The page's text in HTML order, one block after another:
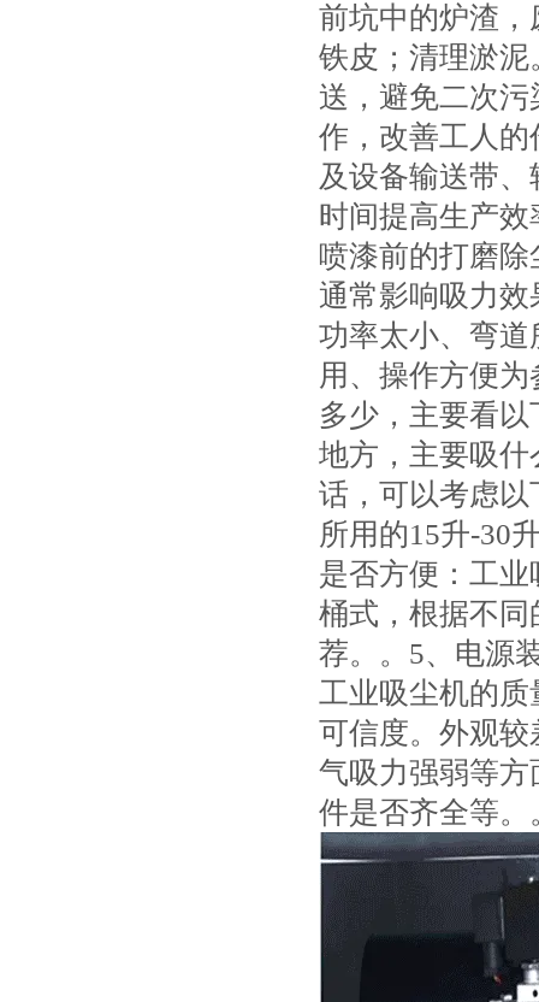
前坑中的炉渣
铁皮；清理淤
送，避免二次
作，改善工人
及设备输送带
时间提高生产
喷漆前的打磨除
通常影响吸力
功率太小、弯
用、操作方便
多少，主要看
地方，主要吸
话，可以考虑
所用的15升-30
是否方便：工
桶式，根据不
荐。。5、电源
工业吸尘机的
可信度。外观
气吸力强弱等
件是否齐全等。